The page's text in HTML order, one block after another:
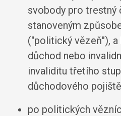
svobody pro trestný
stanoveným
("politický vězeň"),
důchod nebo
invaliditu třetího
důchodového
po politických